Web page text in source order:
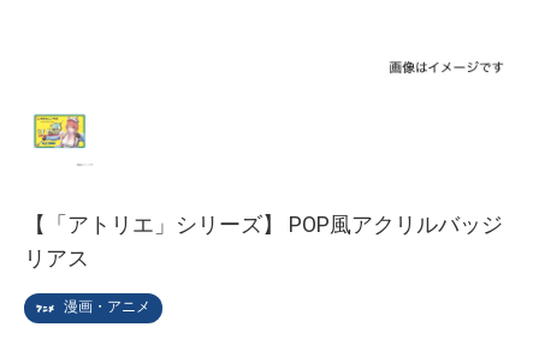
漫画・アニメ
【「アトリエ」シリーズ】 POP風アクリルバッジ
リアス